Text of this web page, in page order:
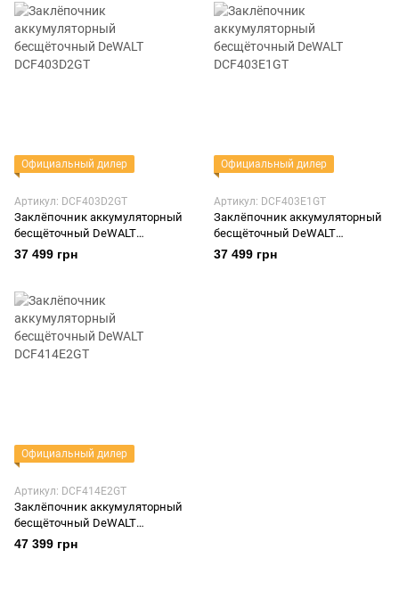
Официальный дилер
Артикул: DCF403D2GT
Заклёпочник аккумуляторный
бесщёточный DeWALT
DCF403D2GT
37 499 грн
Официальный дилер
Артикул: DCF403E1GT
Заклёпочник аккумуляторный
бесщёточный DeWALT
DCF403E1GT
37 499 грн
Официальный дилер
Артикул: DCF414E2GT
Заклёпочник аккумуляторный
бесщёточный DeWALT
DCF414E2GT
47 399 грн